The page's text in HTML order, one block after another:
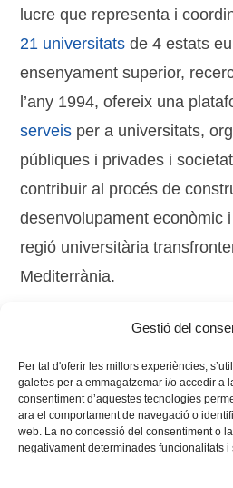
Gestió del
Per tal d'oferir les millors experiències,
galetes per a emmagatzemar i/o accedir a
consentiment d’aquestes tecnologies
ara el comportament de navegació o
web. La no concessió del consentiment o
negativament determinades funcionalitats i
lucre que representa i
21 universitats de 4 estats
ensenyament superior,
l’any 1994, ofereix una
serveis per a universitats,
públiques i privades i
contribuir al procés de
desenvolupament econòmic
regió universitària
Mediterrània.
DRAC, estiu,Guia